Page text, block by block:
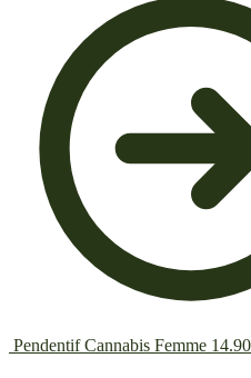
Pendentif Cannabis Femme 14.90